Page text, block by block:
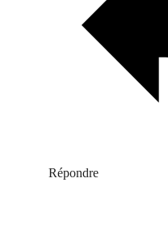
Répondre